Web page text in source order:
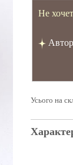
Не
Усього на